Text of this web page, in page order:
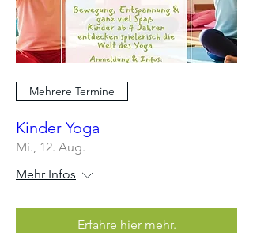
Mehrere Termine
Kinder Yoga
Mi., 12. Aug.
Mehr Infos
Erfahre hier mehr.